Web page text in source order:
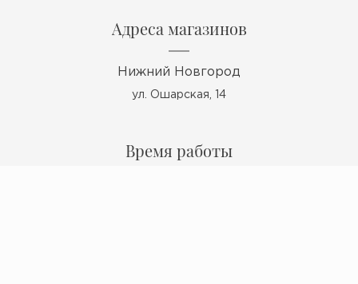
Адреса магазинов
Нижний Новгород
ул. Ошарская, 14
Время работы